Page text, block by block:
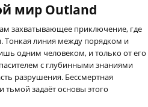
мир Outland
захватывающее приключение, где
Тонкая линия между порядком и
одним человеком, и только от его
с глубинными знаниями
разрушения. Бессмертная
задаёт основы этого